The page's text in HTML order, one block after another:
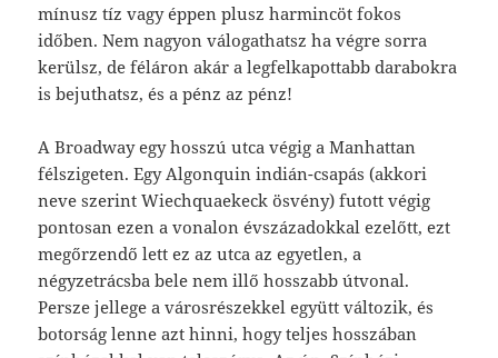
mínusz tíz vagy éppen plusz harmincöt fokos
időben. Nem nagyon válogathatsz ha végre sorra
kerülsz, de féláron akár a legfelkapottabb darabokra
is bejuthatsz, és a pénz az pénz!
A Broadway egy hosszú utca végig a Manhattan
félszigeten. Egy Algonquin indián-csapás (akkori
neve szerint Wiechquaekeck ösvény) futott végig
pontosan ezen a vonalon évszázadokkal ezelőtt, ezt
megőrzendő lett ez az utca az egyetlen, a
négyzetrácsba bele nem illő hosszabb útvonal.
Persze jellege a városrészekkel együtt változik, és
botorság lenne azt hinni, hogy teljes hosszában